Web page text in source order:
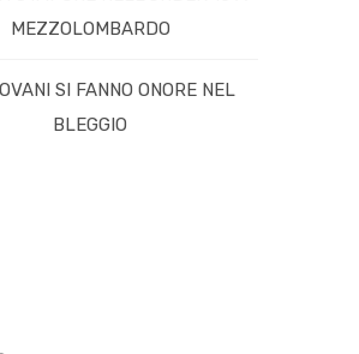
MEZZOLOMBARDO
SI FANNO ONORE NEL
BLEGGIO